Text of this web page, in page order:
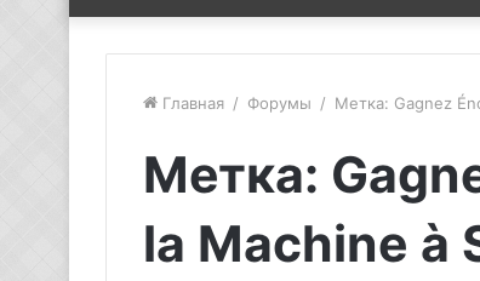
Главная / Форумы / Метка: Gagnez
Метка:
la Machine à